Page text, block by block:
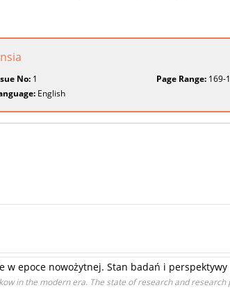
No: 1 Page Range:169-
English
epoce nowożytnej. Stan badań i perspektywy
in the modern era. The state of research and research